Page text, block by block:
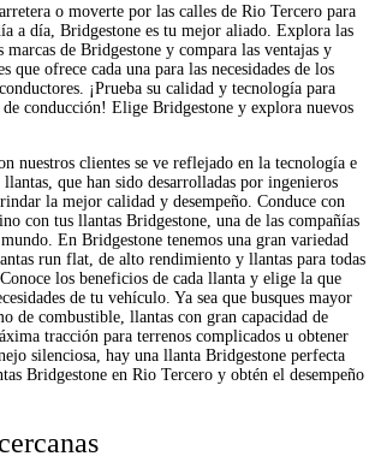
o moverte por las calles de Rio Tercero para
a día, Bridgestone es tu mejor aliado. Explora las
marcas de Bridgestone y compara las ventajas y
que ofrece cada una para las necesidades de los
¡Prueba su calidad y tecnología para
conducción! Elige Bridgestone y explora nuevos
nuestros clientes se ve reflejado en la tecnología e
que han sido desarrolladas por ingenieros
la mejor calidad y desempeño. Conduce con
con tus llantas Bridgestone, una de las compañías
En Bridgestone tenemos una gran variedad
run flat, de alto rendimiento y llantas para todas
los beneficios de cada llanta y elige la que
de tu vehículo. Ya sea que busques mayor
de combustible, llantas con gran capacidad de
tracción para terrenos complicados u obtener
silenciosa, hay una llanta Bridgestone perfecta
Bridgestone en Rio Tercero y obtén el desempeño